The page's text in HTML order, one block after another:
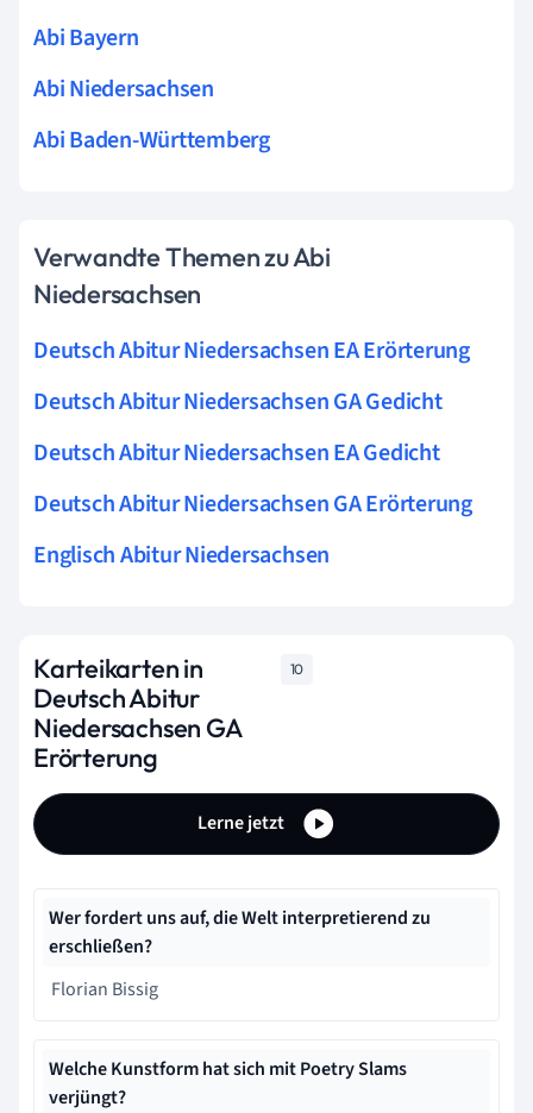
Abi Bayern
Abi Niedersachsen
Abi Baden-Württemberg
Verwandte Themen zu Abi
Niedersachsen
Deutsch Abitur Niedersachsen EA Erörterung
Deutsch Abitur Niedersachsen GA Gedicht
Deutsch Abitur Niedersachsen EA Gedicht
Deutsch Abitur Niedersachsen GA Erörterung
Englisch Abitur Niedersachsen
Karteikarten in
Deutsch Abitur
Niedersachsen GA
Erörterung
10
Lerne jetzt
Wer fordert uns auf, die Welt interpretierend zu
erschließen?
Florian Bissig
Welche Kunstform hat sich mit Poetry Slams
verjüngt?